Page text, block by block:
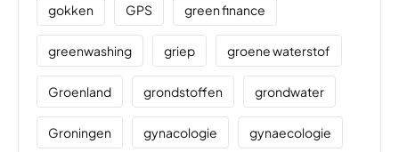
gokken GPS green finance
greenwashing griep groene waterstof
Groenland grondstoffen grondwater
Groningen gynacologie gynaecologie